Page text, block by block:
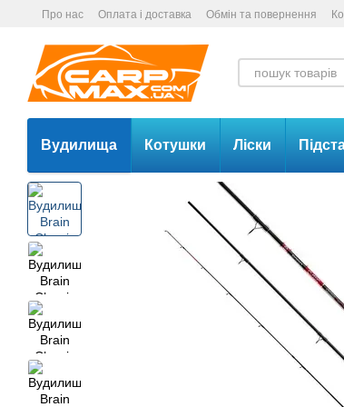
Перейти до основного контенту
Про нас Оплата і доставка Обмін та повернення
Вудилища Котушки Ліски